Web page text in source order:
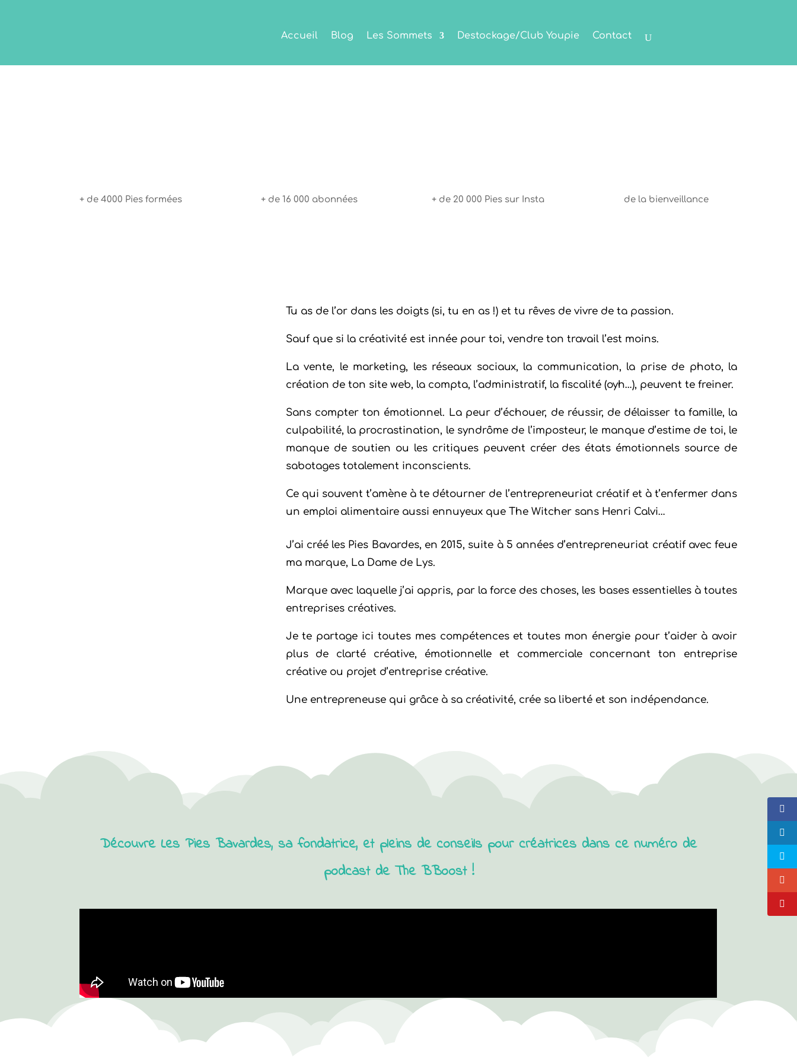
Accueil Blog Les Sommets Destockage/Club Youpie Contact
+ de 4000 Pies formées + de 16 000 abonnées + de 20 000 Pies sur Insta de la bienveillance
Tu as de l’or dans les doigts (si, tu en as !) et tu rêves de vivre de ta passion.
Sauf que si la créativité est innée pour toi, vendre ton travail l’est moins.
La vente, le marketing, les réseaux sociaux, la communication, la prise de photo, la
création de ton site web, la compta, l’administratif, la fiscalité (oyh…), peuvent te freiner.
Sans compter ton émotionnel. La peur d’échouer, de réussir, de délaisser ta famille, la
culpabilité, la procrastination, le syndrôme de l’imposteur, le manque d’estime de toi, le
manque de soutien ou les critiques peuvent créer des états émotionnels source de
sabotages totalement inconscients.
Ce qui souvent t’amène à te détourner de l’entrepreneuriat créatif et à t’enfermer dans
un emploi alimentaire aussi ennuyeux que The Witcher sans Henri Calvi…
J’ai créé les Pies Bavardes, en 2015, suite à 5 années d’entrepreneuriat créatif avec feue
ma marque, La Dame de Lys.
Marque avec laquelle j’ai appris, par la force des choses, les bases essentielles à toutes
entreprises créatives.
Je te partage ici toutes mes compétences et toutes mon énergie pour t’aider à avoir
plus de clarté créative, émotionnelle et commerciale concernant ton entreprise
créative ou projet d’entreprise créative.
Une entrepreneuse qui grâce à sa créativité, crée sa liberté et son indépendance.
Découvre Les Pies Bavardes, sa fondatrice, et pleins de conseils pour créatrices dans ce numéro de
podcast de The BBoost !